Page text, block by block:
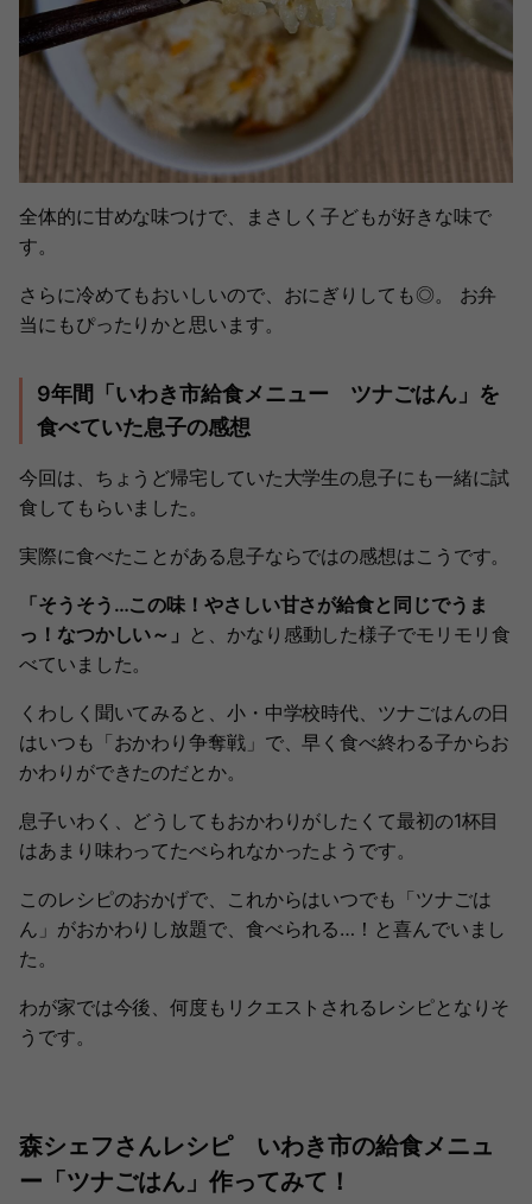
全体的に甘めな味つけで、まさしく子どもが好きな味で
す。
さらに冷めてもおいしいので、おにぎりしても◎。 お弁
当にもぴったりかと思います。
9年間「いわき市給食メニュー ツナごはん」を
食べていた息子の感想
今回は、ちょうど帰宅していた大学生の息子にも一緒に試
食してもらいました。
実際に食べたことがある息子ならではの感想はこうです。
「そうそう…この味！やさしい甘さが給食と同じでうま
っ！なつかしい～」 と、かなり感動した様子でモリモリ食
べていました。
くわしく聞いてみると、小・中学校時代、ツナごはんの日
はいつも「おかわり争奪戦」で、早く食べ終わる子からお
かわりができたのだとか。
息子いわく、どうしてもおかわりがしたくて最初の1杯目
はあまり味わってたべられなかったようです。
このレシピのおかげで、これからはいつでも「ツナごは
ん」がおかわりし放題で、食べられる…！と喜んでいまし
た。
わが家では今後、何度もリクエストされるレシピとなりそ
うです。
森シェフさんレシピ いわき市の給食メニュ
ー「ツナごはん」作ってみて！